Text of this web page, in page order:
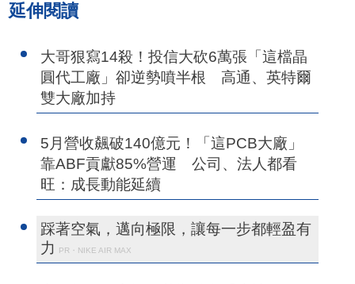
延伸閱讀
大哥狠寫14殺！投信大砍6萬張「這檔晶
圓代工廠」卻逆勢噴半根 高通、英特爾
雙大廠加持
5月營收飆破140億元！「這PCB大廠」
靠ABF貢獻85%營運 公司、法人都看
旺：成長動能延續
踩著空氣，邁向極限，讓每一步都輕盈有
力
PR・NIKE AIR MAX